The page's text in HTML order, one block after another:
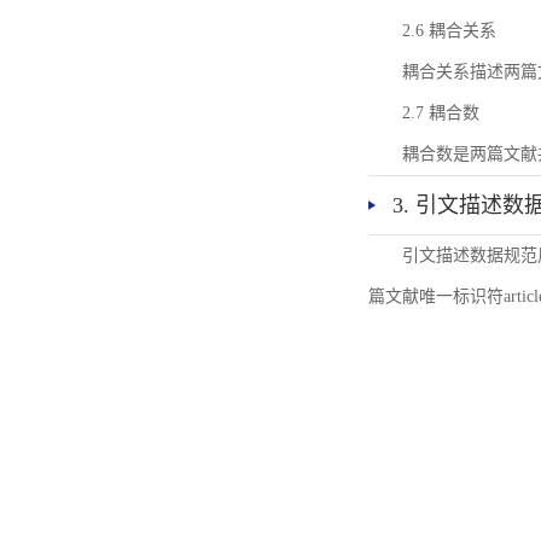
2.6 耦合关系
耦合关系描述两
2.7 耦合数
耦合数是两篇文
3. 引文描述数
引文描述数据规
篇文献唯一标识符